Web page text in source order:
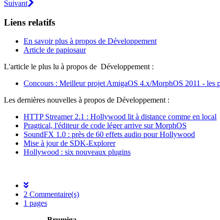
Suivant
Liens relatifs
En savoir plus à propos de Développement
Article de papiosaur
L'article le plus lu à propos de Développement :
Concours : Meilleur projet AmigaOS 4.x/MorphOS 2011 - les
Les dernières nouvelles à propos de Développement :
HTTP Streamer 2.1 : Hollywood lit à distance comme en local
Pragtical, l'éditeur de code léger arrive sur MorphOS
SoundFX 1.0 : près de 60 effets audio pour Hollywood
Mise à jour de SDK-Explorer
Hollywood : six nouveaux plugins
2 Commentaire(s)
1 pages